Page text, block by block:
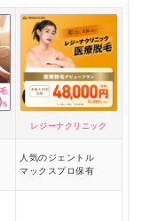
レジーナクリニック
人気のジェントル
マックスプロ保有